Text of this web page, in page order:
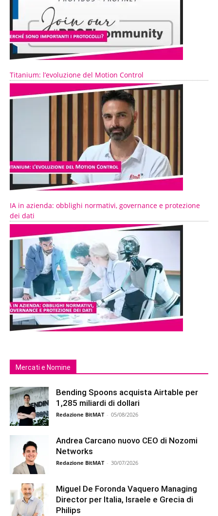
Titanium: l’evoluzione del Motion Control
IA in azienda: obblighi normativi, governance e protezione
dei dati
Mercati e Nomine
Bending Spoons acquista Airtable per
1,285 miliardi di dollari
Redazione BitMAT - 05/08/2026
Andrea Carcano nuovo CEO di Nozomi
Networks
Redazione BitMAT - 30/07/2026
Miguel De Foronda Vaquero Managing
Director per Italia, Israele e Grecia di
Philips